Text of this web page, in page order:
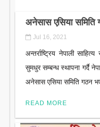
अनेसास एसिया समिति
Jul 16, 2021
अन्तर्राष्ट्रिय नेपाली
सुमधुर सम्बन्ध स्थापना गर्दै
अनेसास एसिया समिति गठन
READ MORE